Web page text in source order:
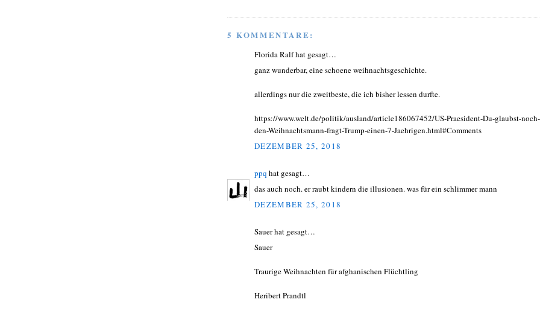
5 KOMMENTARE:
Florida Ralf hat gesagt…
ganz wunderbar, eine schoene weihnachtsgeschichte.
allerdings nur die zweitbeste, die ich bisher lessen durfte.
https://www.welt.de/politik/ausland/article186067452/US-Praesident-Du-glaubst-
den-Weihnachtsmann-fragt-Trump-einen-7-Jaehrigen.html#Comments
DEZEMBER 25, 2018
ppq hat gesagt…
das auch noch. er raubt kindern die illusionen. was für ein schlimmer mann
DEZEMBER 25, 2018
Sauer hat gesagt…
Sauer
Traurige Weihnachten für afghanischen Flüchtling
Heribert Prandtl